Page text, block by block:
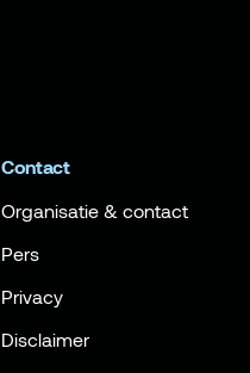
Contact
Organisatie & contact
Pers
Privacy
Disclaimer